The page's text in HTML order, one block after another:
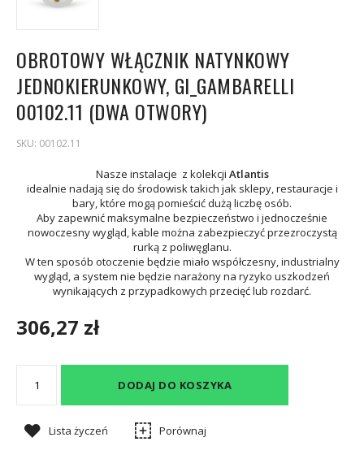
OBROTOWY WŁĄCZNIK NATYNKOWY
JEDNOKIERUNKOWY, GI_GAMBARELLI
00102.11 (DWA OTWORY)
SKU: 00102.11
Nasze instalacje z kolekcji Atlantis
idealnie nadają się do środowisk takich jak sklepy, restauracje i
bary, które mogą pomieścić dużą liczbę osób.
Aby zapewnić maksymalne bezpieczeństwo i jednocześnie
nowoczesny wygląd, kable można zabezpieczyć przezroczystą
rurką z poliwęglanu.
W ten sposób otoczenie będzie miało współczesny, industrialny
wygląd, a system nie będzie narażony na ryzyko uszkodzeń
wynikających z przypadkowych przecięć lub rozdarć.
306,27 zł
DODAJ DO KOSZYKA
Lista życzeń Porównaj